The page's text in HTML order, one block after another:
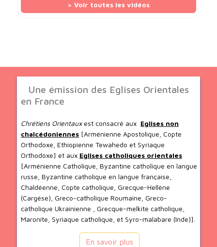
> Voir toutes les vidéos
Une émission des Eglises Orientales
en France
Chrétiens Orientauxest consacré aux Eglises non
chalcédoniennes [Arménienne Apostolique, Copte
Orthodoxe, Ethiopienne Tewahedo et Syriaque
Orthodoxe] et aux Eglises catholiques orientales
[Arménienne Catholique, Byzantine catholique en langue
russe, Byzantine catholique en langue française,
Chaldéenne, Copte catholique, Grecque-Hellène
(Cargèse), Greco-catholique Roumaine, Greco-
catholique Ukrainienne , Grecque-melkite catholique,
Maronite, Syriaque catholique, et Syro-malabare (Inde)].
En savoir plus